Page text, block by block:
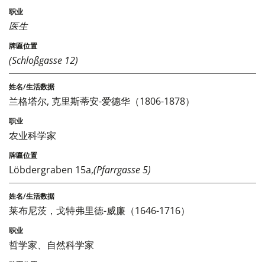
医生
(Schloßgasse 12)
兰格塔尔, 克里斯蒂安-爱德华（1806-1878）
农业科学家
Löbdergraben 15a,(Pfarrgasse 5)
莱布尼茨，戈特弗里德-威廉（1646-1716）
哲学家、自然科学家